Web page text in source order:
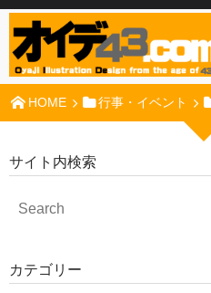
HOME 行事・イベント
サイト内検索
カテゴリー